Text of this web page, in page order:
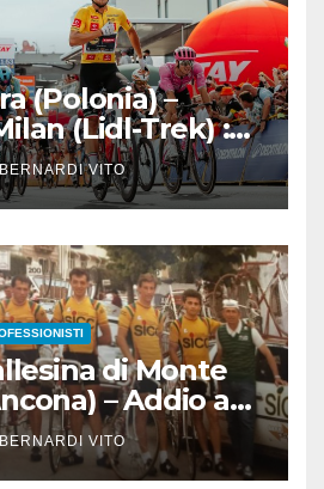
(Polonia) –
(Lidl-Trek) :
tappa di
maglia gialla
di Polonia
BERNARDI VITO
di Monte
– Addio ad
Direttore
BERNARDI VITO